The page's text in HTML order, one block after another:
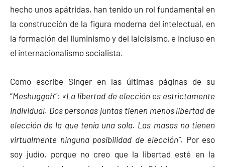
hecho unos apátridas, han tenido un rol fundamental en
la construcción de la figura moderna del intelectual, en
la formación del Iluminismo y del laicisismo, e incluso en
el internacionalismo socialista.
Como escribe Singer en las últimas páginas de su
“Meshuggah”: «La libertad de elección es estrictamente
individual. Dos personas juntas tienen menos libertad de
elección de la que tenía una sola. Las masas no tienen
virtualmente ninguna posibilidad de elección”. Por eso
soy judío, porque no creo que la libertad esté en la